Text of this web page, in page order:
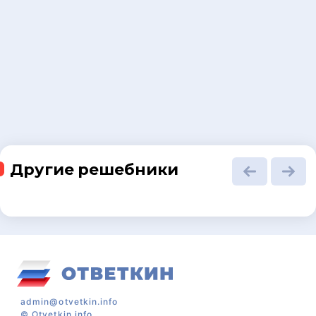
Другие решебники
admin@otvetkin.info